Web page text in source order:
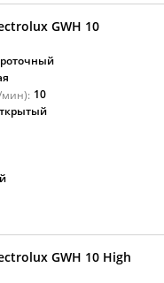
GWH 10
мин): 10
GWH 10 High